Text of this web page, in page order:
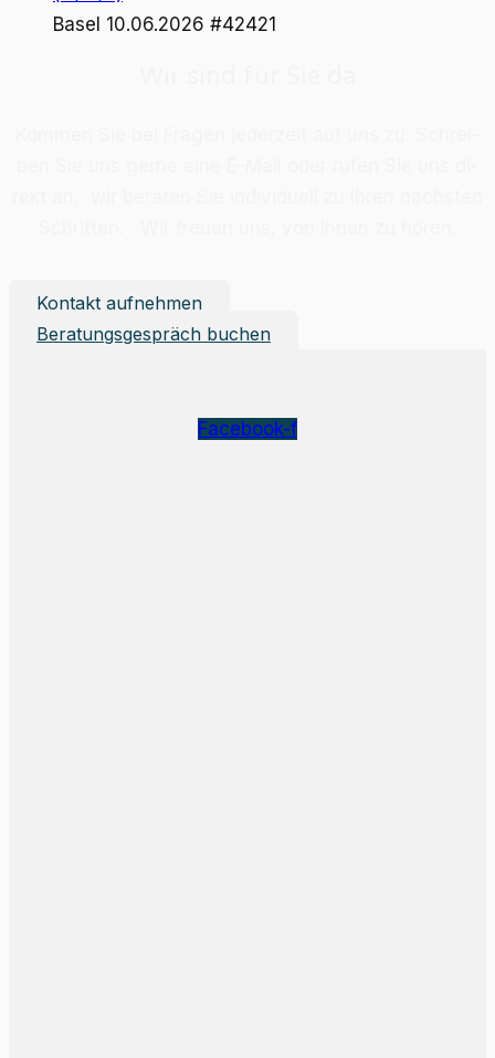
Basel 10.06.2026 #42421
Kontakt aufnehmen
Beratungsgespräch buchen
Facebook-f